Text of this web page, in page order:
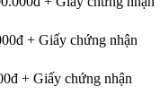
+ Giấy chứng nhận
+ Giấy chứng nhận